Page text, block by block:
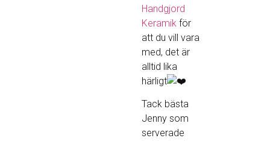
Handgjord
Keramik för
att du vill vara
med, det är
alltid lika
härligt
Tack bästa
Jenny som
serverade